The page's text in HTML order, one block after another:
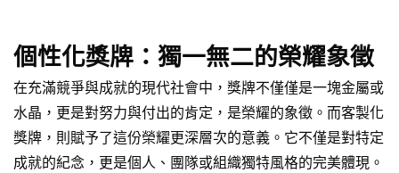
個性化獎牌：獨一無二的榮耀象徵
在充滿競爭與成就的現代社會中，獎牌不僅僅是一塊金屬或
水晶，更是對努力與付出的肯定，是榮耀的象徵。而客製化
獎牌，則賦予了這份榮耀更深層次的意義。它不僅是對特定
成就的紀念，更是個人、團隊或組織獨特風格的完美體現。